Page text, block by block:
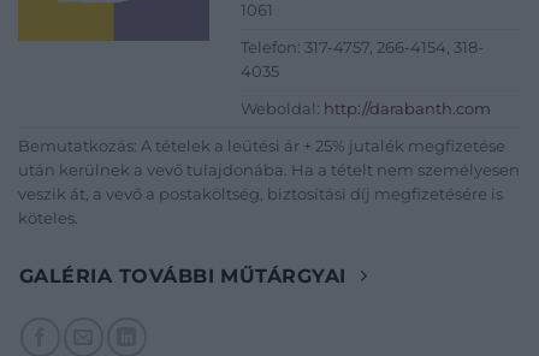
1061
Telefon: 317-4757, 266-4154, 318-
4035
Weboldal: http://darabanth.com
Bemutatkozás: A tételek a leütési ár + 25% jutalék megfizetése
után kerülnek a vevő tulajdonába. Ha a tételt nem személyesen
veszik át, a vevő a postaköltség, biztosítási díj megfizetésére is
köteles.
GALÉRIA TOVÁBBI MŰTÁRGYAI